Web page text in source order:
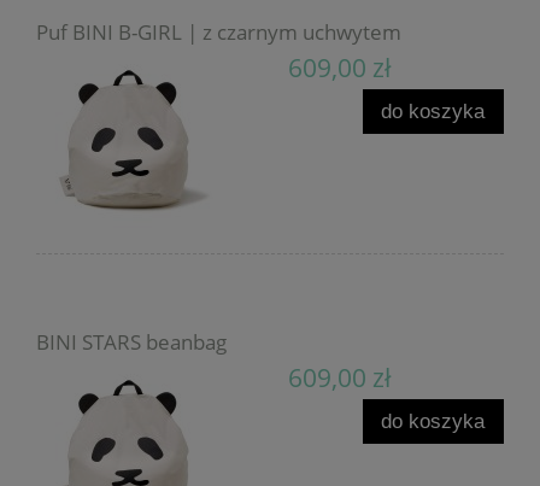
Puf BINI B-GIRL | z czarnym uchwytem
609,00 zł
do koszyka
BINI STARS beanbag
609,00 zł
do koszyka